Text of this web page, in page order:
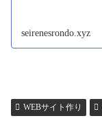
seirenesrondo.xyz
WEBサイト作り